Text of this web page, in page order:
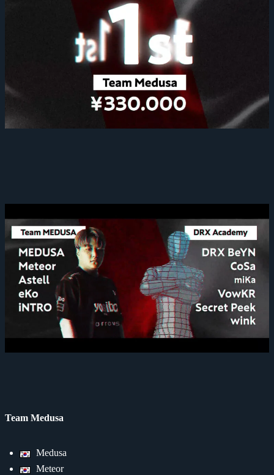
Team Medusa
Medusa
Meteor